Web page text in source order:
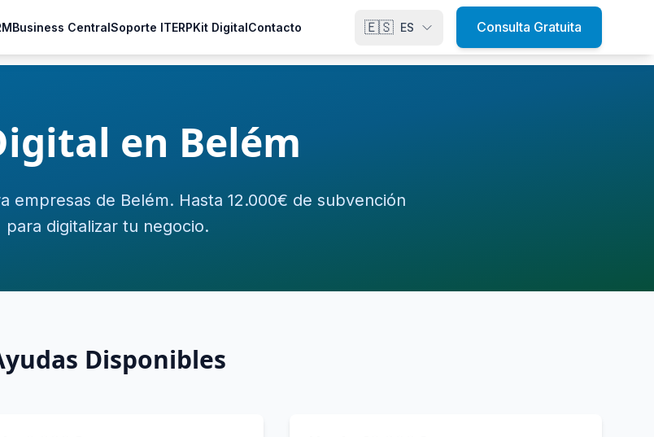
Business CentralSoporte ITERPKit DigitalContacto 🇪🇸 ES Consulta Gratuita
en Belém
empresas de Belém. Hasta 12.000€ de subvención
para digitalizar tu negocio.
Disponibles